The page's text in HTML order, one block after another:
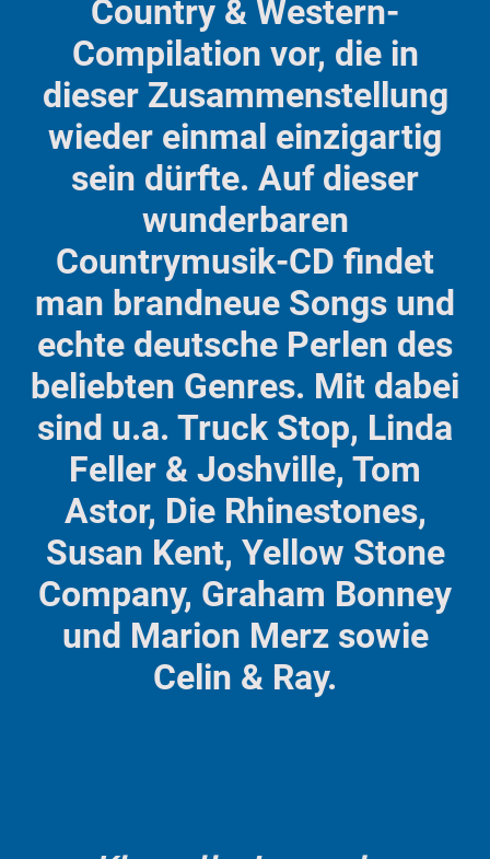
Country & Western-
Compilation vor, die in
dieser Zusammenstellung
wieder einmal einzigartig
sein dürfte. Auf dieser
wunderbaren
Countrymusik-CD findet
man brandneue Songs und
echte deutsche Perlen des
beliebten Genres. Mit dabei
sind u.a. Truck Stop, Linda
Feller & Joshville, Tom
Astor, Die Rhinestones,
Susan Kent, Yellow Stone
Company, Graham Bonney
und Marion Merz sowie
Celin & Ray.